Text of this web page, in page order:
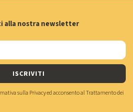
alla nostra newsletter
ISCRIVITI
sulla Privacyed acconsento alTrattamento dei